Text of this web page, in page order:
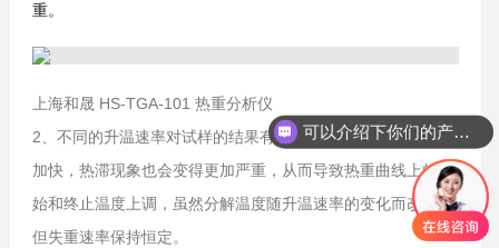
重。
上海和晟 HS-TGA-101 热重分析仪
2、不同的升温速率对试样的结果有一定影响，随着升温速率
加快，热滞现象也会变得更加严重，从而导致热重曲线上的起
始和终止温度上调，虽然分解温度随升温速率的变化而改变，
但失重速率保持恒定。
可以介绍下你们的产品么？